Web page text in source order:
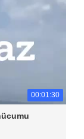
00:01:30